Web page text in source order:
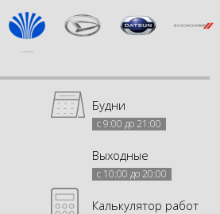
Будни
с 9:00 до 21:00
Выходные
с 10:00 до 20:00
Калькулятор работ